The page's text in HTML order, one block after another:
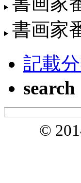
書画家
記載
search
©